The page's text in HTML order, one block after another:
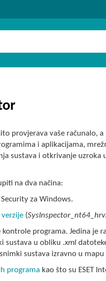
provjerava vaše
i aplikacijama,
sustava i otkrivanje
na dva načina:
za Windows.
(
programa. Jedina je
sustava u obliku .xml
sustava izravno u mapu
programa kao što su ESET